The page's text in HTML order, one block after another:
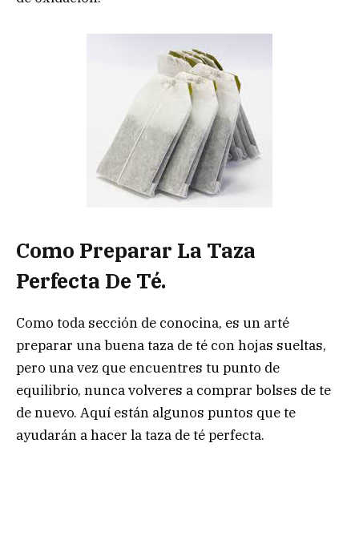
Como Preparar La Taza
Perfecta De Té.
Como toda sección de conocina, es un arté
preparar una buena taza de té con hojas sueltas,
pero una vez que encuentres tu punto de
equilibrio, nunca volveres a comprar bolses de te
de nuevo. Aquí están algunos puntos que te
ayudarán a hacer la taza de té perfecta.